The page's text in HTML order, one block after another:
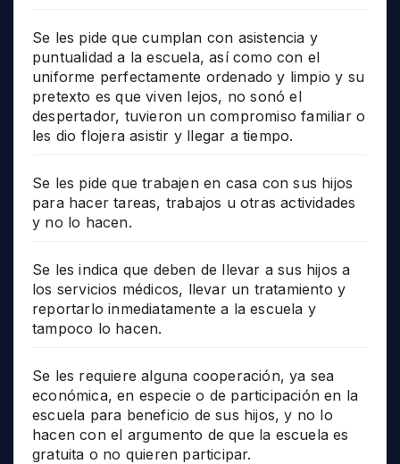
Se les pide que cumplan con asistencia y
puntualidad a la escuela, así como con el
uniforme perfectamente ordenado y limpio y su
pretexto es que viven lejos, no sonó el
despertador, tuvieron un compromiso familiar o
les dio flojera asistir y llegar a tiempo.
Se les pide que trabajen en casa con sus hijos
para hacer tareas, trabajos u otras actividades
y no lo hacen.
Se les indica que deben de llevar a sus hijos a
los servicios médicos, llevar un tratamiento y
reportarlo inmediatamente a la escuela y
tampoco lo hacen.
Se les requiere alguna cooperación, ya sea
económica, en especie o de participación en la
escuela para beneficio de sus hijos, y no lo
hacen con el argumento de que la escuela es
gratuita o no quieren participar.